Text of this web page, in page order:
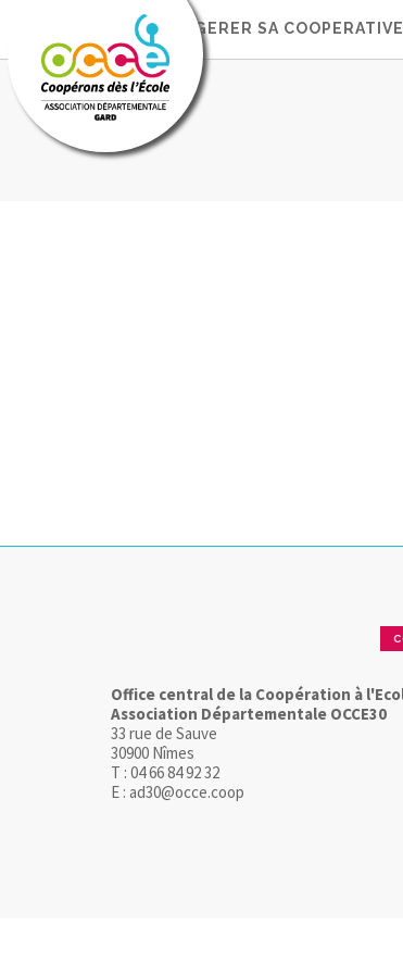
L'OCCE 30 GERER SA COOPERATIVE
Office central de la Coopération à
Association Départementale OCCE30
33 rue de Sauve
30900 Nîmes
T : 04 66 84 92 32
E : ad30@occe.coop